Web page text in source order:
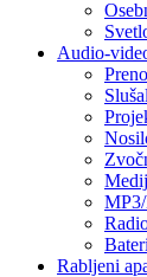
Audio-
Rabljeni